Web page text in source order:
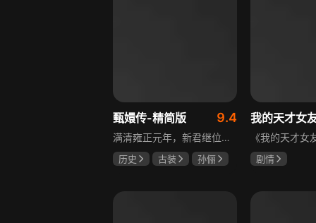
甄嬛传-精简版 9.4
满清雍正元年，新君继位后朝堂看似祥和实则暗流涌动，后宫华妃与皇后分庭抗礼，各方势力裹挟其中凶险异常，太后主持选秀拉开帷幕，大理寺少卿甄远道长女甄嬛意外得雍正赏识步入皇宫，在皇后与华妃的夹击下，甄嬛小心周旋忍辱负重，不得不用智慧保护自己，一次次卷入残酷宫闱斗争。
历史 古装
孙俪
我的天才女
剧情